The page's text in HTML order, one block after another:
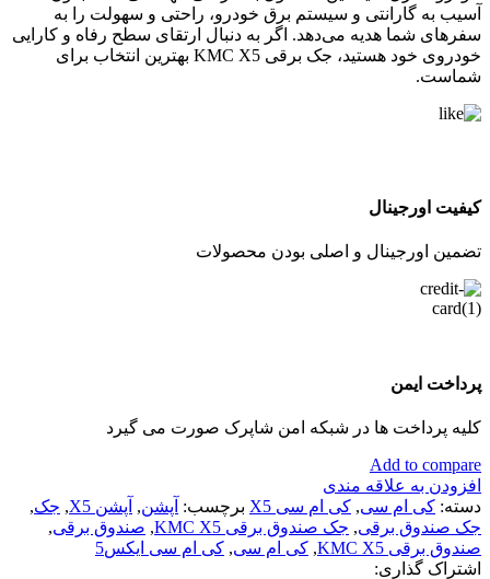
آسیب به گارانتی و سیستم برق خودرو، راحتی و سهولت را به
سفرهای شما هدیه می‌دهد. اگر به دنبال ارتقای سطح رفاه و کارایی
خودروی خود هستید، جک برقی KMC X5 بهترین انتخاب برای
شماست.
کیفیت اورجینال
تضمین اورجینال و اصلی بودن محصولات
پرداخت ایمن
کلیه پرداخت ها در شبکه امن شاپرک صورت می گیرد
Add to compare
افزودن به علاقه مندی
دسته: کی ام سی, کی ام سی X5 برچسب: آپشن, آپشن X5 , جک,
جک صندوق برقی, جک صندوق برقی KMC X5 , صندوق برقی,
صندوق برقی KMC X5
, کی ام سی, کی ام سی ایکس5
اشتراک گذاری: